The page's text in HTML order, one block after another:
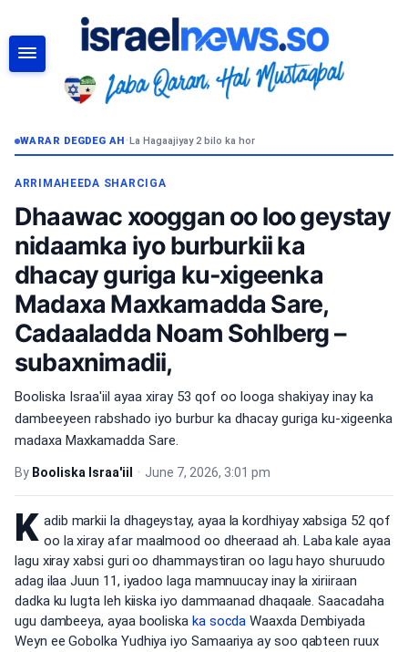
WARAR DEGDEG AH•La Hagaajiyay 2 bilo ka hor
ARRIMAHEEDA SHARCIGA
Dhaawac xooggan oo loo geystay
nidaamka iyo burburkii ka
dhacay guriga ku-xigeenka
Madaxa Maxkamadda Sare,
Cadaaladda Noam Sohlberg –
subaxnimadii,
Booliska Israa'iil ayaa xiray 53 qof oo looga shakiyay inay ka
dambeeyeen rabshado iyo burbur ka dhacay guriga ku-xigeenka
madaxa Maxkamadda Sare.
By Booliska Israa'iil • June 7, 2026, 3:01 pm
K adib markii la dhageystay, ayaa la kordhiyay xabsiga 52 qof
oo la xiray afar maalmood oo dheeraad ah. Laba kale ayaa
lagu xiray xabsi guri oo dhammaystiran oo lagu hayo shuruudo
adag ilaa Juun 11, iyadoo laga mamnuucay inay la xiriiraan
dadka ku lugta leh kiiska iyo dammaanad dhaqaale. Saacadaha
ugu dambeeya, ayaa booliska ka socda Waaxda Dembiyada
Weyn ee Gobolka Yudhiya iyo Samaariya ay soo qabteen ruux